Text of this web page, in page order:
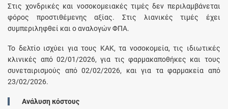
Στις χονδρικές και νοσοκομειακές τιμές δεν περιλαμβάνεται
φόρος προστιθέμενης αξίας. Στις λιανικές τιμές έχει
συμπεριληφθεί και ο αναλογών ΦΠΑ.
Το δελτίο ισχύει για τους ΚΑΚ, τα νοσοκομεία, τις ιδιωτικές
κλινικές από 02/01/2026, για τις φαρμακαποθήκες και τους
συνεταιρισμούς από 02/02/2026, και για τα φαρμακεία από
23/02/2026.
Ανάλυση κόστους